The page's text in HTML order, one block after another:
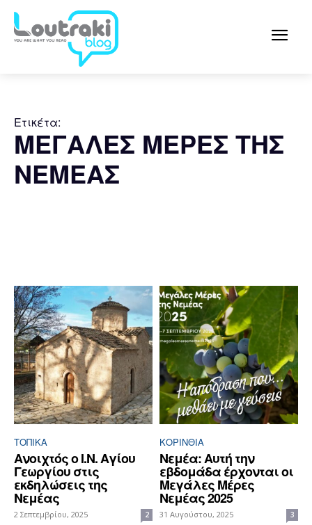
Ετικέτα:
ΜΕΓΑΛΕΣ ΜΕΡΕΣ ΤΗΣ
ΝΕΜΕΑΣ
ΤΟΠΙΚΑ
Ανοιχτός ο Ι.Ν. Αγίου
Γεωργίου στις
εκδηλώσεις της
Νεμέας
2 Σεπτεμβρίου, 2025 2
ΚΟΡΙΝΘΊΑ
Νεμέα: Αυτή την
εβδομάδα έρχονται οι
Μεγάλες Μέρες
Νεμέας 2025
31 Αυγούστου, 2025 3